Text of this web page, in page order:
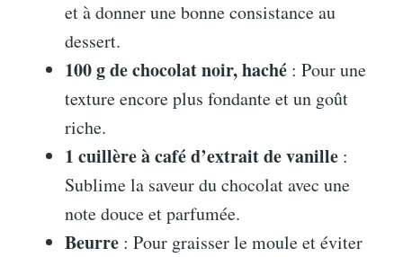
et à donner une bonne consistance au
dessert.
100 g de chocolat noir, haché : Pour une
texture encore plus fondante et un goût
riche.
1 cuillère à café d’extrait de vanille :
Sublime la saveur du chocolat avec une
note douce et parfumée.
Beurre : Pour graisser le moule et éviter